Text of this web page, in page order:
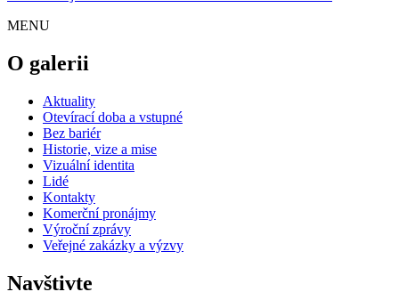
MENU
O galerii
Aktuality
Otevírací doba a vstupné
Bez bariér
Historie, vize a mise
Vizuální identita
Lidé
Kontakty
Komerční pronájmy
Výroční zprávy
Veřejné zakázky a výzvy
Navštivte